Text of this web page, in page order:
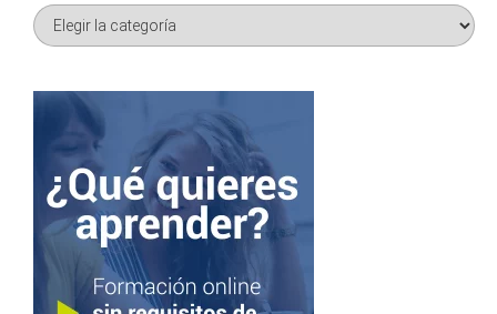
Temáticas: